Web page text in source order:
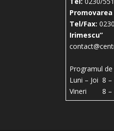
Tel/Fax:
Irimescu”
Programul de
Luni – Joi 8 –
Vineri 8 –